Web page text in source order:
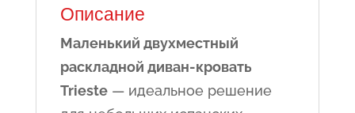
Описание
Маленький двухместный
раскладной диван-кровать
Trieste— идеальное решение